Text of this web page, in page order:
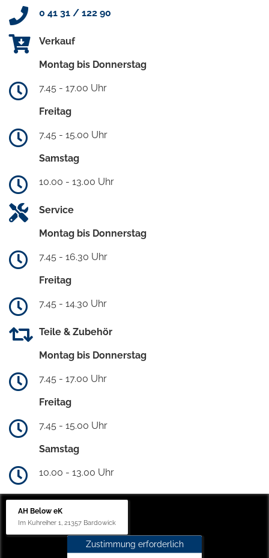
0 41 31 / 122 90
Verkauf
Montag bis Donnerstag
7.45 - 17.00 Uhr
Freitag
7.45 - 15.00 Uhr
Samstag
10.00 - 13.00 Uhr
Service
Montag bis Donnerstag
7.45 - 16.30 Uhr
Freitag
7.45 - 14.30 Uhr
Teile & Zubehör
Montag bis Donnerstag
7.45 - 17.00 Uhr
Freitag
7.45 - 15.00 Uhr
Samstag
10.00 - 13.00 Uhr
AH Below eK
Im Kuhreiher 1, 21357 Bardowick
Zustimmung erforderlich